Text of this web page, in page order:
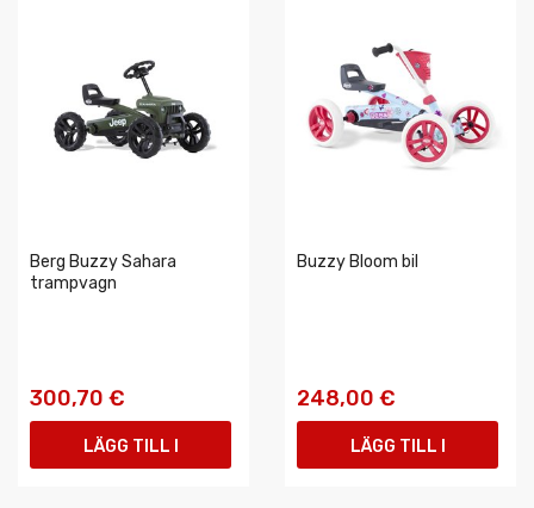
Berg Buzzy Sahara
trampvagn
300,70 €
LÄGG TILL I
Buzzy Bloom bil
248,00 €
LÄGG TILL I